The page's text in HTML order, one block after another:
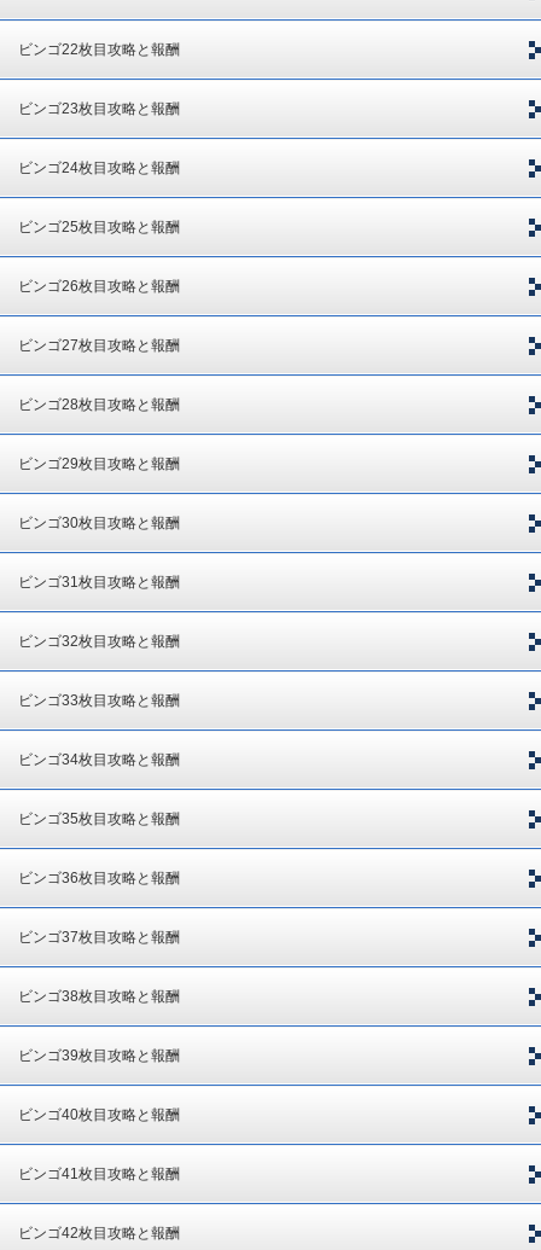
ビンゴ22枚目攻略と報酬
ビンゴ23枚目攻略と報酬
ビンゴ24枚目攻略と報酬
ビンゴ25枚目攻略と報酬
ビンゴ26枚目攻略と報酬
ビンゴ27枚目攻略と報酬
ビンゴ28枚目攻略と報酬
ビンゴ29枚目攻略と報酬
ビンゴ30枚目攻略と報酬
ビンゴ31枚目攻略と報酬
ビンゴ32枚目攻略と報酬
ビンゴ33枚目攻略と報酬
ビンゴ34枚目攻略と報酬
ビンゴ35枚目攻略と報酬
ビンゴ36枚目攻略と報酬
ビンゴ37枚目攻略と報酬
ビンゴ38枚目攻略と報酬
ビンゴ39枚目攻略と報酬
ビンゴ40枚目攻略と報酬
ビンゴ41枚目攻略と報酬
ビンゴ42枚目攻略と報酬